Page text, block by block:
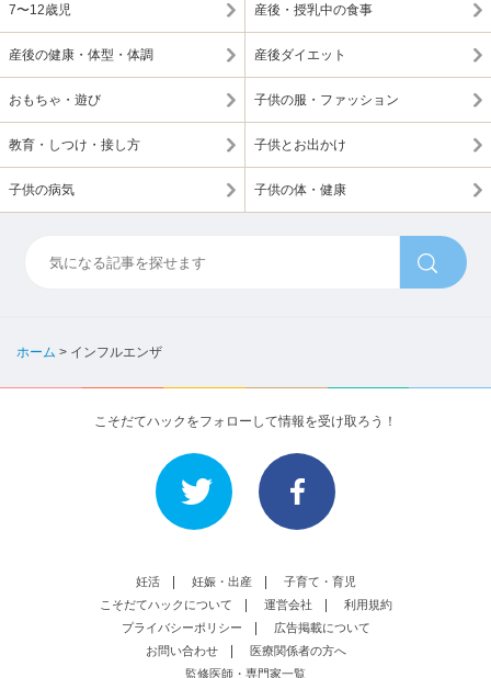
7〜12歳児 産後・授乳中の食事
産後の健康・体型・体調 産後ダイエット
おもちゃ・遊び 子供の服・ファッション
教育・しつけ・接し方 子供とお出かけ
子供の病気 子供の体・健康
ホーム > インフルエンザ
こそだてハックをフォローして情報を受け取ろう！
妊活 妊娠・出産
子育て・育児
こそだてハックについて
運営会社
利用規約
プライバシーポリシー
広告掲載について
お問い合わせ
医療関係者の方へ
監修医師・専門家一覧